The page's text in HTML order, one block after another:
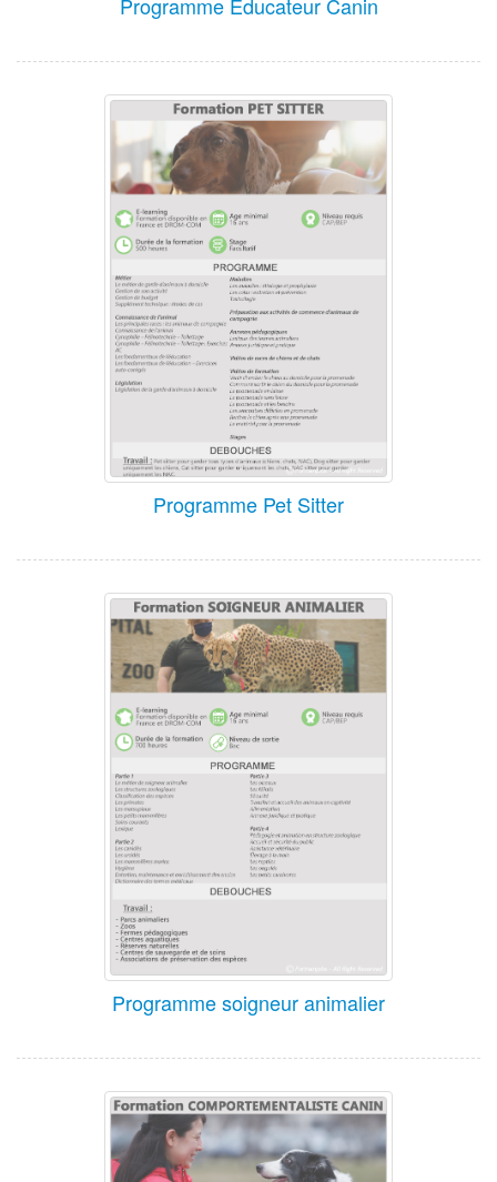
Programme Educateur Canin
Programme Pet Sitter
Programme soigneur animalier